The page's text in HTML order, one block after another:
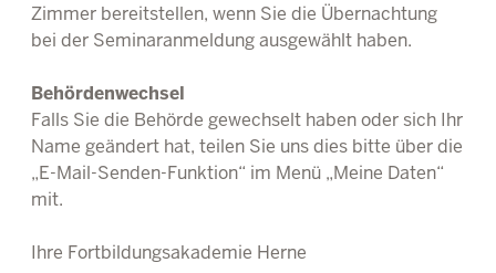
Zimmer bereitstellen, wenn Sie die Übernachtung
bei der Seminaranmeldung ausgewählt haben.
Behördenwechsel
Falls Sie die Behörde gewechselt haben oder sich Ihr
Name geändert hat, teilen Sie uns dies bitte über die
„E-Mail-Senden-Funktion“ im Menü „Meine Daten“
mit.
Ihre Fortbildungsakademie Herne